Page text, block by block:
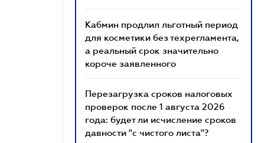
Кабмин продлил льготный период
для косметики без техрегламента,
а реальный срок значительно
короче заявленного
Перезагрузка сроков налоговых
проверок после 1 августа 2026
года: будет ли исчисление сроков
давности "с чистого листа"?